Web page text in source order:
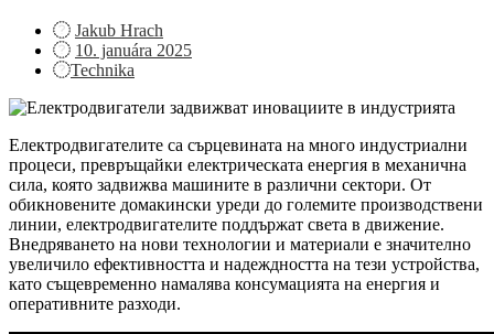
Jakub Hrach
Posted
on
10. januára 2025
Technika
Електродвигателите са сърцевината на много индустриални
процеси, превръщайки електрическата енергия в механична
сила, която задвижва машините в различни сектори. От
обикновените домакински уреди до големите производствени
линии, електродвигателите поддържат света в движение.
Внедряването на нови технологии и материали е значително
увеличило ефективността и надеждността на тези устройства,
като същевременно намалява консумацията на енергия и
оперативните разходи.